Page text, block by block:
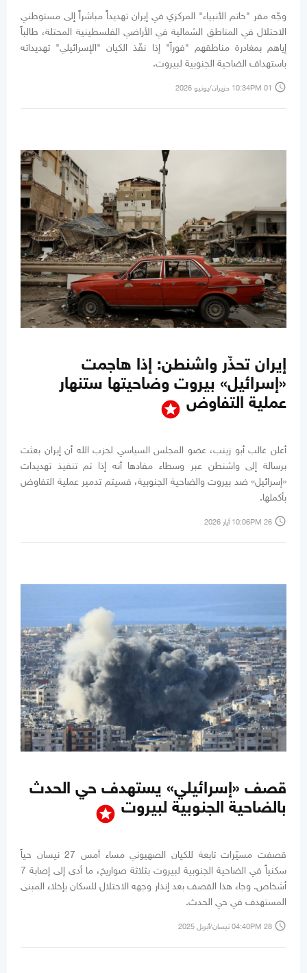
وجّه مقر "خاتم الأنبياء" المركزي في إيران تهديداً مباشراً إلى مستوطني
الاحتلال في المناطق الشمالية في الأراضي الفلسطينية المحتلة، طالباً
إياهم بمغادرة مناطقهم "فوراً" إذا نفّذ الكيان "الإسرائيلي" تهديداته
باستهداف الضاحية الجنوبية لبيروت.
access_time 10:34PM 01 حزيران/يونيو 2026
إيران تحذّر واشنطن: إذا هاجمت
«إسرائيل» بيروت وضاحيتها ستنهار
عملية التفاوض stars
أعلن غالب أبو زينب، عضو المجلس السياسي لحزب الله أن إيران بعثت
برسالة إلى واشنطن عبر وسطاء مفادها أنه إذا تم تنفيذ تهديدات
«إسرائيل» ضد بيروت والضاحية الجنوبية، فسيتم تدمير عملية التفاوض
بأكملها.
access_time 10:06PM 26 أيار 2026
قصف «إسرائيلي» يستهدف حي الحدث
بالضاحية الجنوبية لبيروت stars
قصفت مسيّرات تابعة للكيان الصهيوني مساء أمس 27 نيسان حياً
سكنياً في الضاحية الجنوبية لبيروت بثلاثة صواريخ، ما أدى إلى إصابة 7
أشخاص. وجاء هذا القصف بعد إنذار وجهه الاحتلال للسكان بإخلاء المبنى
المستهدف في حي الحدث.
access_time 04:40PM 28 نيسان/أبريل 2025